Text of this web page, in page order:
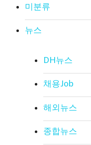
미분류
뉴스
DH뉴스
채용Job
해외뉴스
종합뉴스